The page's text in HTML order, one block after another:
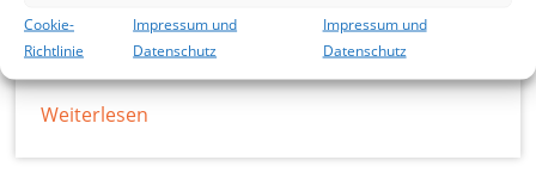
Cookie-
Richtlinie
Impressum und
Datenschutz
Impressum und
Datenschutz
willkommen. Schon jetzt weisen wir darauf hin,
dass im August kein
Weiterlesen